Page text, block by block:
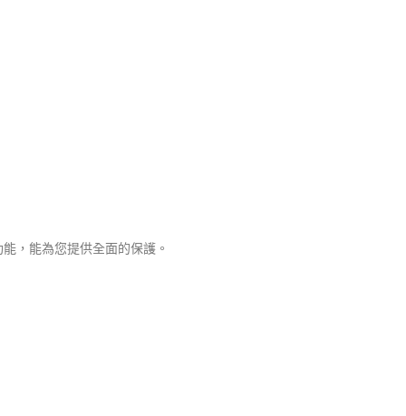
，能為您提供全面的保護。